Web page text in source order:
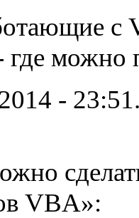
с
можно
-
VBA»: